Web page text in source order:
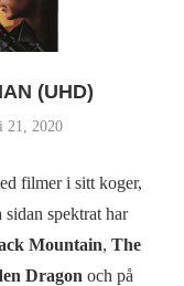
(UHD)
21, 2020
filmer i sitt koger,
spektrat har
Mountain, The
Dragon och på